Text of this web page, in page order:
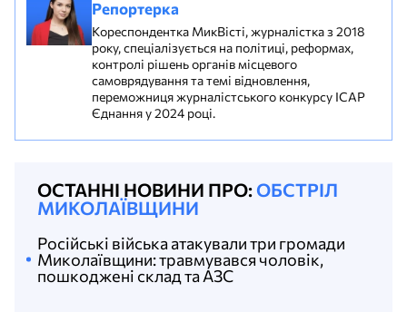
Репортерка
Кореспондентка МикВісті, журналістка з 2018
року, спеціалізується на політиці, реформах,
контролі рішень органів місцевого
самоврядування та темі відновлення,
переможниця журналістського конкурсу ІСАР
Єднання у 2024 році.
ОСТАННІ НОВИНИ ПРО: ОБСТРІЛ
МИКОЛАЇВЩИНИ
Російські війська атакували три громади
Миколаївщини: травмувався чоловік,
пошкоджені склад та АЗС